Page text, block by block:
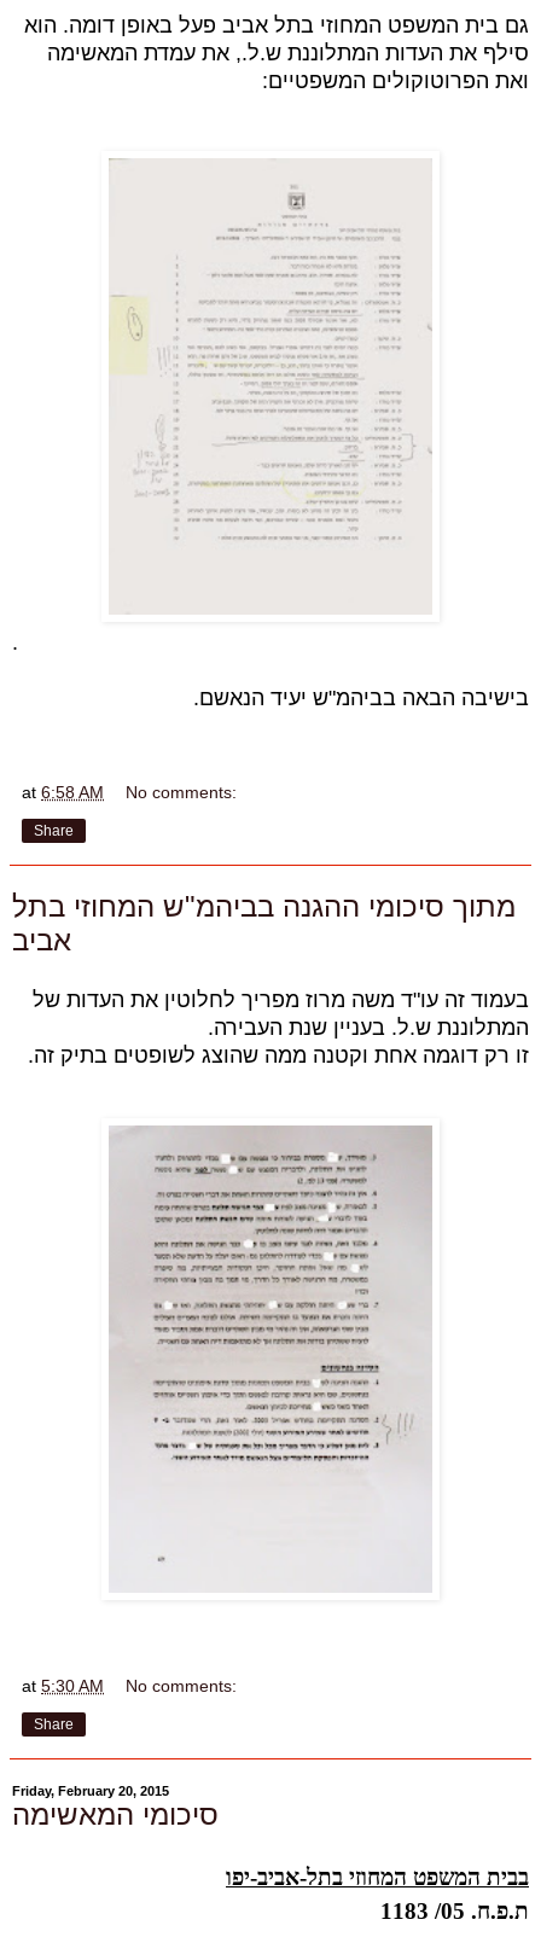
גם בית המשפט המחוזי בתל אביב פעל באופן דומה. הוא
סילף את העדות המתלוננת ש.ל., את עמדת המאשימה
ואת הפרוטוקולים המשפטיים:
.
בישיבה הבאה בביהמ"ש יעיד הנאשם.
at 6:58 AM No comments:
Share
מתוך סיכומי ההגנה בביהמ"ש המחוזי בתל
אביב
בעמוד זה עו"ד משה מרוז מפריך לחלוטין את העדות של
המתלוננת ש.ל. בעניין שנת העבירה.
זו רק דוגמה אחת וקטנה ממה שהוצג לשופטים בתיק זה.
at 5:30 AM No comments:
Share
Friday, February 20, 2015
סיכומי המאשימה
בבית המשפט המחוזי בתל-אביב-יפו
ת.פ.ח. 05
/
1183